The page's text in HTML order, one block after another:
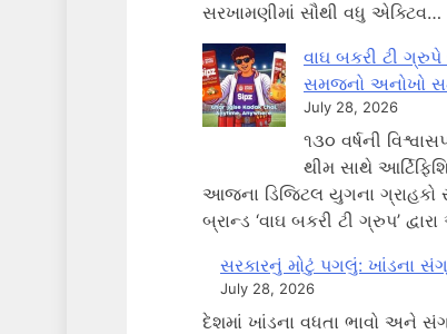
સરખામણીમાં સૌથી વધુ એક્ટિવ…
વાઘ બકરી ટી
સમજનો અનોખો
July 28, 2026
૧૩૦ વર્ષની
થીમ સાથે
આજના ડિજિટલ યુગના ગ્રાહકો
બ્રાન્ડ ‘વાઘ બકરી ટી ગ્રુપ’
સરકારનું મોટું પગલું: ખાંડના
July 28, 2026
દેશમાં ખાંડના વધતા ભાવો અને